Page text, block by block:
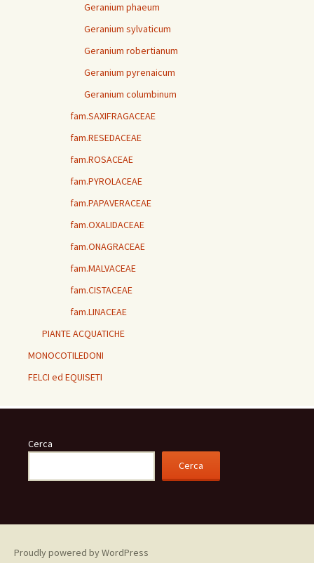
Geranium phaeum
Geranium sylvaticum
Geranium robertianum
Geranium pyrenaicum
Geranium columbinum
fam.SAXIFRAGACEAE
fam.RESEDACEAE
fam.ROSACEAE
fam.PYROLACEAE
fam.PAPAVERACEAE
fam.OXALIDACEAE
fam.ONAGRACEAE
fam.MALVACEAE
fam.CISTACEAE
fam.LINACEAE
PIANTE ACQUATICHE
MONOCOTILEDONI
FELCI ed EQUISETI
Cerca
Cerca
Proudly powered by WordPress